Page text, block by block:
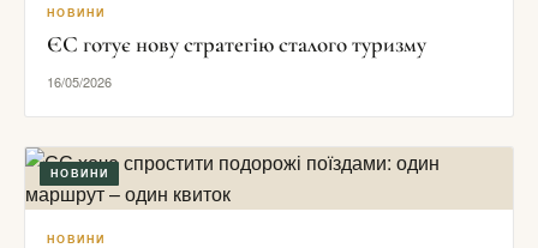
НОВИНИ
ЄС готує нову стратегію сталого туризму
16/05/2026
НОВИНИ
НОВИНИ